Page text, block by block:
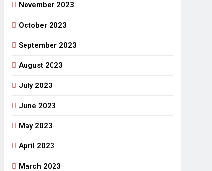
November 2023
October 2023
September 2023
August 2023
July 2023
June 2023
May 2023
April 2023
March 2023